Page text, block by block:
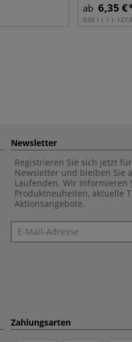
ab 6,35 €
0,05 l | 1 l:
Newsletter
Registrieren Sie sich jetzt
Newsletter und bleiben Sie
Laufenden. Wir informieren
Produktneuheiten, aktuelle
Aktionsangebote.
Newsletter
Zahlungsarten